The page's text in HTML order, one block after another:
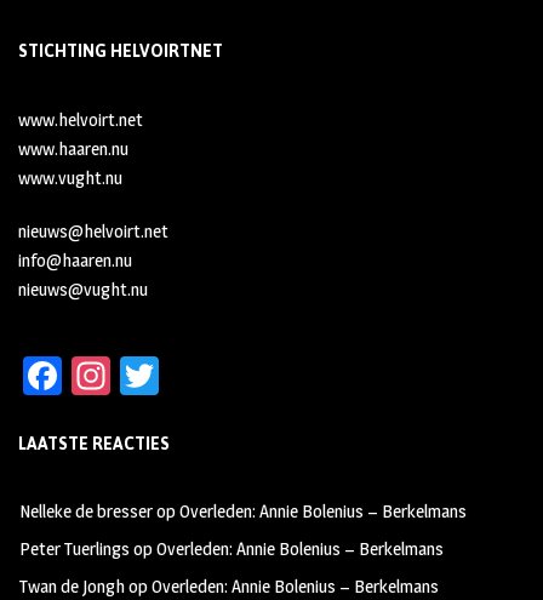
STICHTING HELVOIRTNET
www.helvoirt.net
www.haaren.nu
www.vught.nu
nieuws@helvoirt.net
info@haaren.nu
nieuws@vught.nu
Fa
b
oo
k
In
ag
m
tt
LAATSTE REACTIES
Nelleke de bresseropOverleden: Annie Bolenius – Berkelmans
Peter Tuerlings opOverleden: Annie Bolenius – Berkelmans
Twan de JonghopOverleden: Annie Bolenius – Berkelmans